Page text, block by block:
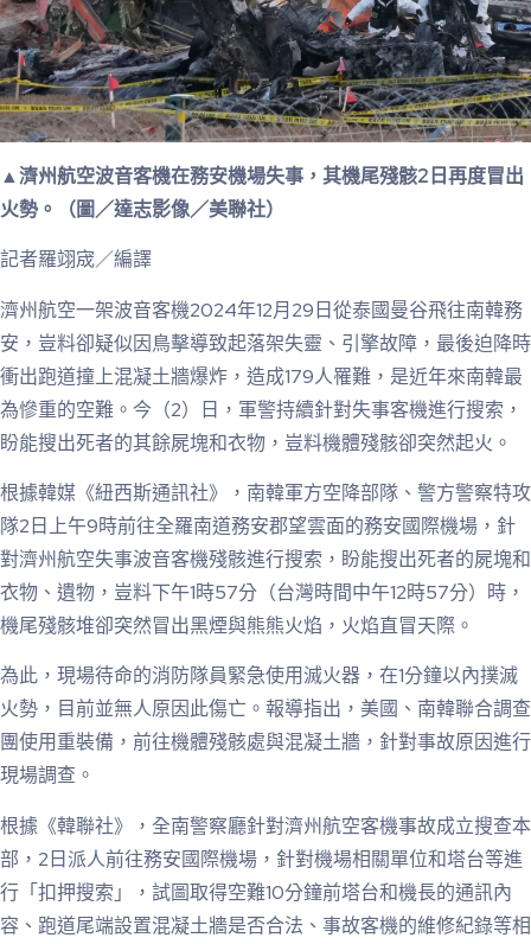
▲濟州航空波音客機在務安機場失事，其機尾殘骸2日再度冒出
火勢。（圖／達志影像／美聯社）
記者羅翊宬／編譯
濟州航空一架波音客機2024年12月29日從泰國曼谷飛往南韓務
安，豈料卻疑似因鳥擊導致起落架失靈、引擎故障，最後迫降時
衝出跑道撞上混凝土牆爆炸，造成179人罹難，是近年來南韓最
為慘重的空難。今（2）日，軍警持續針對失事客機進行搜索，
盼能搜出死者的其餘屍塊和衣物，豈料機體殘骸卻突然起火。
根據韓媒《紐西斯通訊社》，南韓軍方空降部隊、警方警察特攻
隊2日上午9時前往全羅南道務安郡望雲面的務安國際機場，針
對濟州航空失事波音客機殘骸進行搜索，盼能搜出死者的屍塊和
衣物、遺物，豈料下午1時57分（台灣時間中午12時57分）時，
機尾殘骸堆卻突然冒出黑煙與熊熊火焰，火焰直冒天際。
為此，現場待命的消防隊員緊急使用滅火器，在1分鐘以內撲滅
火勢，目前並無人原因此傷亡。報導指出，美國、南韓聯合調查
團使用重裝備，前往機體殘骸處與混凝土牆，針對事故原因進行
現場調查。
根據《韓聯社》，全南警察廳針對濟州航空客機事故成立搜查本
部，2日派人前往務安國際機場，針對機場相關單位和塔台等進
行「扣押搜索」，試圖取得空難10分鐘前塔台和機長的通訊內
容、跑道尾端設置混凝土牆是否合法、事故客機的維修紀錄等相